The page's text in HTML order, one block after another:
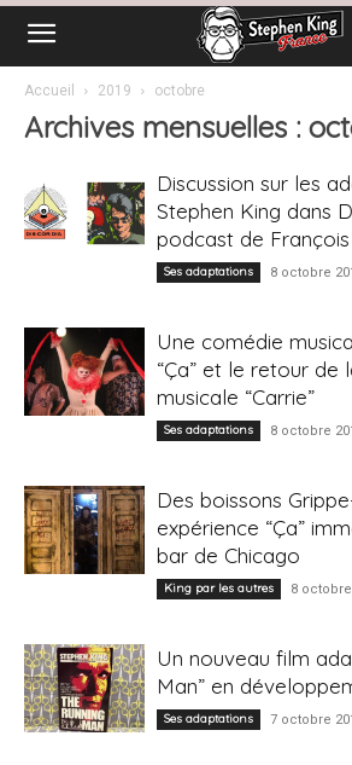
Accueil 2019 octobre
Archives mensuelles :
Discussion sur les
Stephen King dans
podcast de François
Ses adaptations 8 octobre
Une comédie
“Ça” et le retour de
musicale “Carrie”
Ses adaptations 8 octobre
Des boissons
expérience “Ça”
bar de Chicago
King par les autres 8
Un nouveau film
Man” en
Ses adaptations 7 octobre